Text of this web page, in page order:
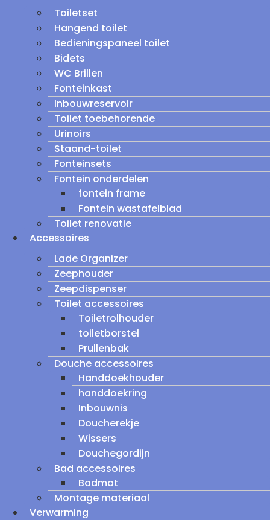
Toiletset
Hangend toilet
Bedieningspaneel toilet
Bidets
WC Brillen
Fonteinkast
Inbouwreservoir
Toilet toebehorende
Urinoirs
Staand-toilet
Fonteinsets
Fontein onderdelen
fontein frame
Fontein wastafelblad
Toilet renovatie
Accessoires
Lade Organizer
Zeephouder
Zeepdispenser
Toilet accessoires
Toiletrolhouder
toiletborstel
Prullenbak
Douche accessoires
Handdoekhouder
handdoekring
Inbouwnis
Doucherekje
Wissers
Douchegordijn
Bad accessoires
Badmat
Montage materiaal
Verwarming